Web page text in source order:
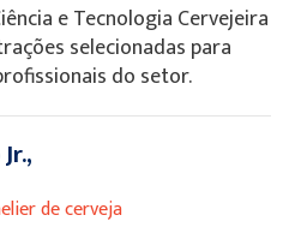
e Tecnologia Cervejeira
selecionadas para
do setor.
de cerveja